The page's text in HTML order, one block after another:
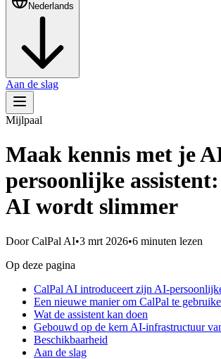
Nederlands
Aan de slag
Mijlpaal
Maak kennis met je
persoonlijke
AI wordt slimmer
Door CalPal AI•3 mrt 2026•6 minuten lezen
Op deze pagina
CalPal AI introduceert zijn AI-
Een nieuwe manier om CalPal te
Wat de assistent kan doen
Gebouwd op de kern AI-infrastructuur
Beschikbaarheid
Aan de slag